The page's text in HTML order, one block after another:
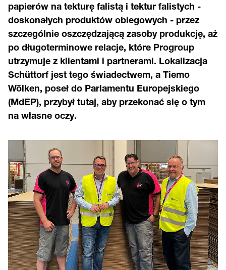
papierów na tekturę falistą i tektur falistych -
doskonałych produktów obiegowych - przez
szczególnie oszczędzającą zasoby produkcję, aż
po długoterminowe relacje, które Progroup
utrzymuje z klientami i partnerami. Lokalizacja
Schüttorf jest tego świadectwem, a Tiemo
Wölken, poseł do Parlamentu Europejskiego
(MdEP), przybył tutaj, aby przekonać się o tym
na własne oczy.